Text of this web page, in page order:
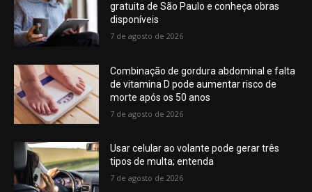
gratuita de São Paulo e conheça obras
disponíveis
7 de agosto de 2026
Combinação de gordura abdominal e falta
de vitamina D pode aumentar risco de
morte após os 50 anos
7 de agosto de 2026
Usar celular ao volante pode gerar três
tipos de multa; entenda
7 de agosto de 2026